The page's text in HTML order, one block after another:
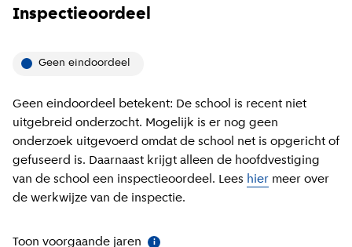
Inspectieoordeel
Geen eindoordeel
Geen eindoordeel betekent: De school is recent niet
uitgebreid onderzocht. Mogelijk is er nog geen
onderzoek uitgevoerd omdat de school net is opgericht of
gefuseerd is. Daarnaast krijgt alleen de hoofdvestiging
van de school een inspectieoordeel. Lees hier meer over
de werkwijze van de inspectie.
Toon voorgaande jaren Meer informatie
i